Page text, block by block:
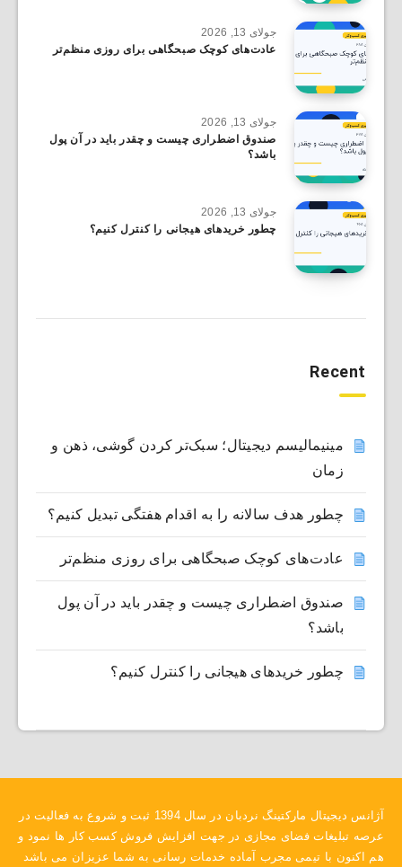
جولای 13, 2026
عادت‌های کوچک صبحگاهی برای روزی منظم‌تر
جولای 13, 2026
صندوق اضطراری چیست و چقدر باید در آن پول
باشد؟
جولای 13, 2026
چطور خریدهای هیجانی را کنترل کنیم؟
Recent
مینیمالیسم دیجیتال؛ سبک‌تر کردن گوشی، ذهن و
زمان
چطور هدف سالانه را به اقدام هفتگی تبدیل کنیم؟
عادت‌های کوچک صبحگاهی برای روزی منظم‌تر
صندوق اضطراری چیست و چقدر باید در آن پول
باشد؟
چطور خریدهای هیجانی را کنترل کنیم؟
آژانس دیجیتال مارکتینگ نردبان در سال 1394 ثبت و شروع به فعالیت در
عرصه تبلیغات فضای مجازی در جهت افزایش فروش کسب کار ها نمود و
هم اکنون با تیمی مجرب آماده خدمات رسانی به شما عزیزان می باشد